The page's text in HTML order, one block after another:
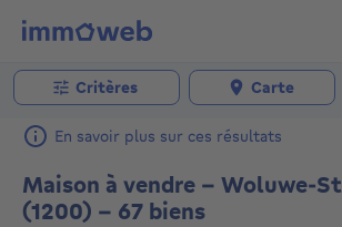
Critères Carte
En savoir plus sur ces résultats
Maison à vendre - Woluwe-
(1200) - 67 biens